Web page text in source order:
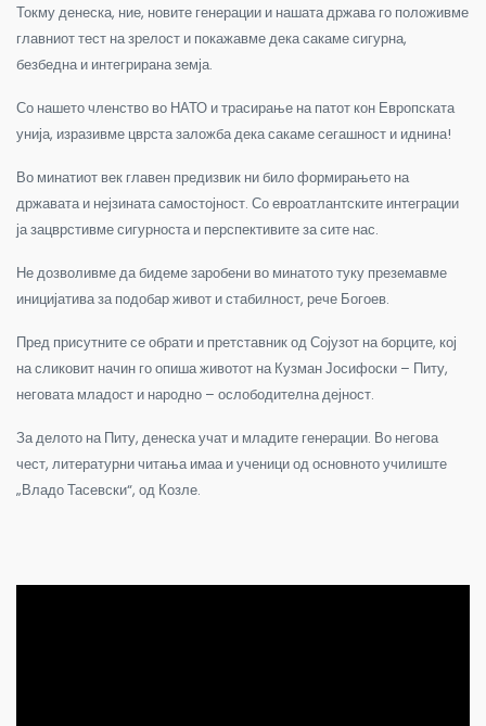
Токму денеска, ние, новите генерации и нашата држава го положивме
главниот тест на зрелост и покажавме дека сакаме сигурна,
безбедна и интегрирана земја.
Со нашето членство во НАТО и трасирање на патот кон Европската
унија, изразивме цврста заложба дека сакаме сегашност и иднина!
Во минатиот век главен предизвик ни било формирањето на
државата и нејзината самостојност. Со евроатлантските интеграции
ја зацврстивме сигурноста и перспективите за сите нас.
Не дозволивме да бидеме заробени во минатото туку преземавме
иницијатива за подобар живот и стабилност, рече Богоев.
Пред присутните се обрати и претставник од Сојузот на борците, кој
на сликовит начин го опиша животот на Кузман Јосифоски – Питу,
неговата младост и народно – ослободителна дејност.
За делото на Питу, денеска учат и младите генерации. Во негова
чест, литературни читања имаа и ученици од основното училиште
„Владо Тасевски“, од Козле.